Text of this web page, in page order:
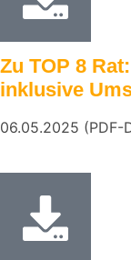
Zu TOP 8
inklusive
06.05.2025 (PDF-